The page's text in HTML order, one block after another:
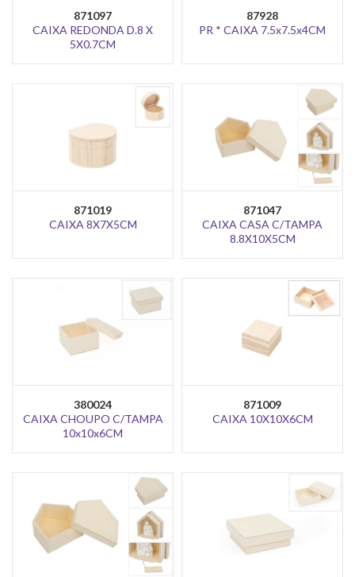
871097
CAIXA REDONDA D.8 X
5X0.7CM
87928
PR * CAIXA 7.5x7.5x4CM
871019
CAIXA 8X7X5CM
871047
CAIXA CASA C/TAMPA
8.8X10X5CM
380024
CAIXA CHOUPO C/TAMPA
10x10x6CM
871009
CAIXA 10X10X6CM